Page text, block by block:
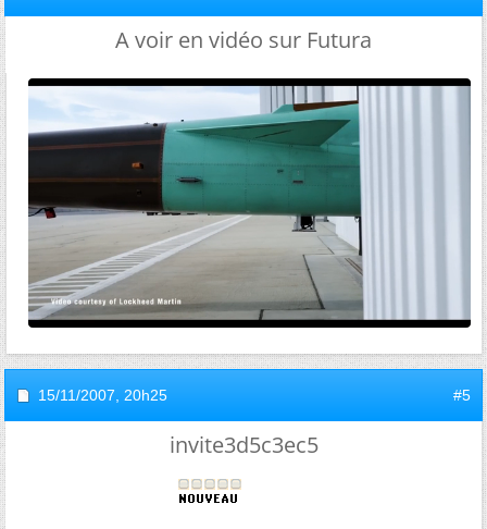
A voir en vidéo sur Futura
15/11/2007, 20h25 #5
invite3d5c3ec5